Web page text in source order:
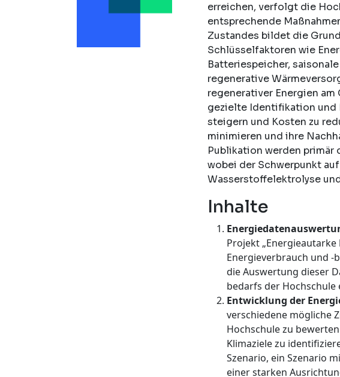
erreichen, verfolgt die
entsprechende
Zustandes bildet die
Schlüsselfaktoren wie
Batteriespeicher,
regenerative
regenerativer Energien
gezielte Identifikation und
steigern und Kosten zu
minimieren und ihre
Publikation werden
wobei der Schwerpunkt
Wasserstoffelektrolyse
Inhalte
Projekt
Energieverbrauch und -
die Auswertung dieser
bedarfs der
Entwicklung der
verschiedene mögliche
Hochschule zu
Klimaziele zu
Szenario, ein Szenario
einer starken